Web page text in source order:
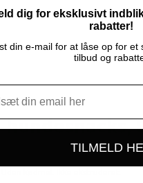
kødmel. Ikke ekstruderet.
dig for eksklusivt
rabatter!
din e-mail for at låse op for et
tilbud og
TILMELD